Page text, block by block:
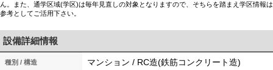
ん。また、通学区域(学区)は毎年見直しの対象となりますので、そちらを踏まえ学区情報は
参考としてご活用下さい。
設備詳細情報
種別 / 構造 マンション / RC造(鉄筋コンクリート造)